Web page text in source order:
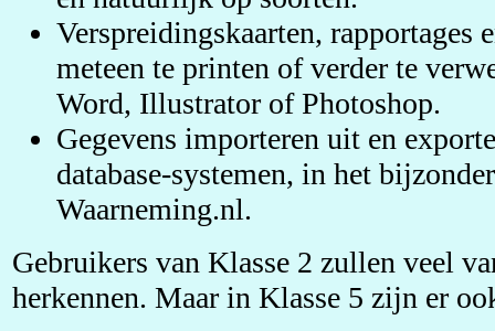
Verspreidingskaarten, rapportages
meteen te printen of verder te
Word, Illustrator of Photoshop.
Gegevens importeren uit en
database-systemen, in het
Waarneming.nl.
Gebruikers van Klasse 2 zullen veel
herkennen. Maar in Klasse 5 zijn er